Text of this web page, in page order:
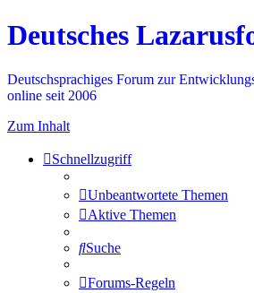
Deutsches
Deutschsprachiges Forum zur
online seit 2006
Zum Inhalt
Schnellzugriff
Unbeantwortete Themen
Aktive Themen
Suche
Forums-Regeln